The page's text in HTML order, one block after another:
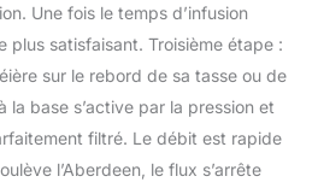
Une fois le temps d’infusion
plus satisfaisant. Troisième étape :
sur le rebord de sa tasse ou de
la base s’active par la pression et
filtré. Le débit est rapide
l’Aberdeen, le flux s’arrête